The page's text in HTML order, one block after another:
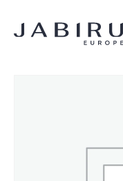
Accueil Non classé